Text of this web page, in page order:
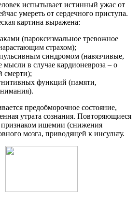
испытывает истинный ужас от
умереть от сердечного приступа.
картина выражена:
(пароксизмальное тревожное
страхом);
синдромом (навязчивые,
мысли в случае кардионевроза – о
смерти);
функций (памяти,
предобморочное состояние,
утрата сознания. Повторяющиеся
ишемии (снижения
мозга, приводящей к инсульту.